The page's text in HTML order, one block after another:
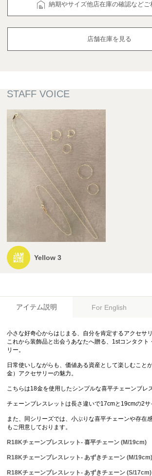
納期やサイズ他店在庫の確認などご
店舗在庫を見る
Yellow 3
アイテム説明 For English
小さな好奇心からはじまる、自分を肯定するアクセサ
これから装飾品と出会うあなたへ贈る、1stコンタクト
リー。
日常使いしながらも、価値ある資産として楽しむこと
金）アクセサリーの魅力。
こちらは18金を使用したシンプルな喜平チェーンブレ
チェーンブレスレットは長さ違いで17cmと19cmの2サ
また、同シリーズでは、小ぶりな喜平チェーンや存在
もご用意しております。
R18Kチェーンブレスレット- 喜平チェーン (M/19cm)
R18Kチェーンブレスレット- あずきチェーン (M/19cm)
R18Kチェーンブレスレット- あずきチェーン (S/17cm)